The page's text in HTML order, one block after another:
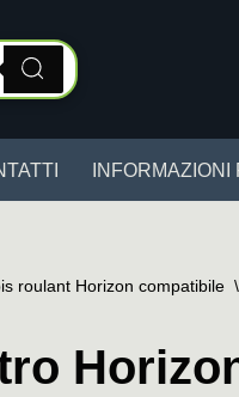
INFORMAZIONI
roulant Horizon compatibile \